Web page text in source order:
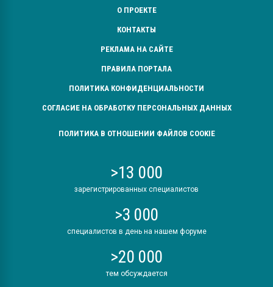
О ПРОЕКТЕ
КОНТАКТЫ
РЕКЛАМА НА САЙТЕ
ПРАВИЛА ПОРТАЛА
ПОЛИТИКА КОНФИДЕНЦИАЛЬНОСТИ
СОГЛАСИЕ НА ОБРАБОТКУ ПЕРСОНАЛЬНЫХ ДАННЫХ
ПОЛИТИКА В ОТНОШЕНИИ ФАЙЛОВ COOKIE
>13 000
зарегистрированных специалистов
>3 000
специалистов в день на нашем форуме
>20 000
тем обсуждается